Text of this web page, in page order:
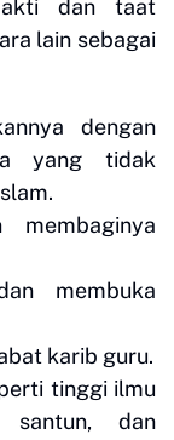
dan taat
lain sebagai
dengan
yang tidak
membaginya
membuka
karib guru.
tinggi ilmu
santun, dan